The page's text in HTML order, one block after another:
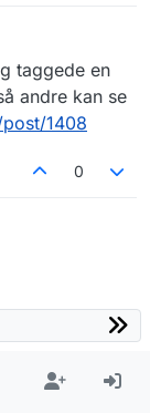
taggede en
andre kan se
1408
0